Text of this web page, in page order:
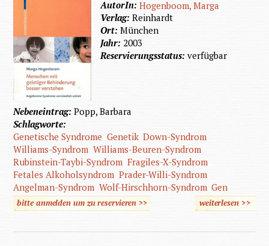
AutorIn:Hogenboom, Marga
Verlag:Reinhardt
Ort:München
Jahr: 2003
Reservierungsstatus:verfügbar
Nebeneintrag:Popp, Barbara
Schlagworte:
Genetische Syndrome Genetik Down-Syndrom
Williams-Syndrom Williams-Beuren-Syndrom
Rubinstein-Taybi-Syndrom Fragiles-X-Syndrom
Fetales Alkoholsyndrom Prader-Willi-Syndrom
Angelman-Syndrom Wolf-Hirschhorn-Syndrom Gen
bitte anmelden um zu reservieren >> weiterlesen>>